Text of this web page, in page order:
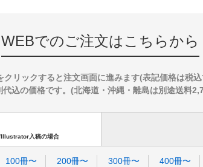
WEBでのご注文はこちらから
クリックすると注文画面に進みます(表記価格は税
代込の価格です。(北海道・沖縄・離島は別途送料
Illustrator入稿の場合
100冊〜 200冊〜 300冊〜 400冊〜